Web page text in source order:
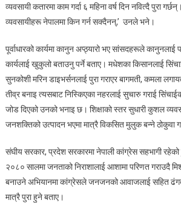
व्यवसायी कतारमा काम गर्दा ६ महिना वर्ष दिन नवित्दै पुरा
व्यवसायीहरू नेपालमा किन गर्न सक्दैनन्,’ उनले भने।
पूर्वाधारको कार्यमा कानुन अप्ठ्यारो भए सांसदहरूले कानुनलाई
कार्यलाई खुकुलो बताउनु पर्ने बताए। मधेशका किसानलाई
सुनकोशी मरिन डाइभर्सनलाई पुरा गराएर बागमती, कमला
तीव्र बनाइ त्यसबाट निस्किएका नहरलाई सुचारु गराई
जोड दिएको उनको भनाइ छ। शिक्षाको स्तर सुधारी कुशल
जनशक्तिको उत्पादन भएमा मात्रै विकसित मुलुक बन्ने ठोकुवा
संघीय सरकार, प्रदेश सरकारमा नेपाली कांग्रेस सहभागी
२०८० सालमा जनताको निराशालाई आशामा परिणत गराउदै
बनाउने अभियानमा कांग्रेसले जनजनको आवाजलाई सहित
मात्रै पुरा हुने बताए।